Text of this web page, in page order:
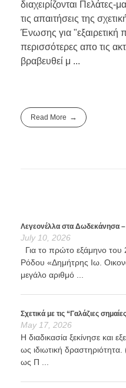
διαχειρίζονται Πελάτες-
τις απαιτήσεις της
Ένωσης για "εξαιρετική
περισσότερες απο τις
βραβευθεί μ ...
Read More
Λεγεονέλλα στα Δωδεκάνησα
July 10, 2026
Για το πρώτο εξάμηνο του
Ρόδου «Δημήτρης Ιω.
μεγάλο αριθμό ...
Σχετικά με τις “Γαλάζιες
May 17, 2026
Η διαδικασία ξεκίνησε και
ως ιδιωτική
ως Π ...